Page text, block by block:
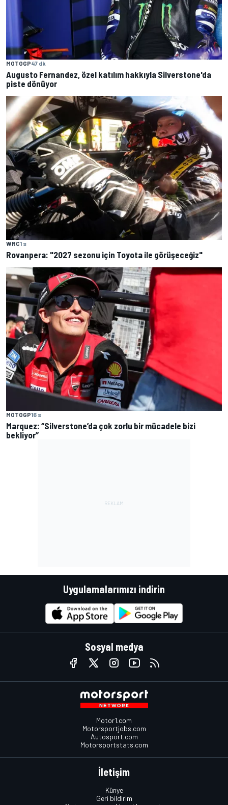
MOTOGP47 dk
Augusto Fernandez, özel katılım hakkıyla Silverstone'da
piste dönüyor
WRC1 s
Rovanpera: "2027 sezonu için Toyota ile görüşeceğiz"
MOTOGP16 s
Marquez: “Silverstone’da çok zorlu bir mücadele bizi
bekliyor”
Uygulamalarımızı indirin
Sosyal medya
Motor1.com
Motorsportjobs.com
Autosport.com
Motorsportstats.com
İletişim
Künye
Geri bildirim